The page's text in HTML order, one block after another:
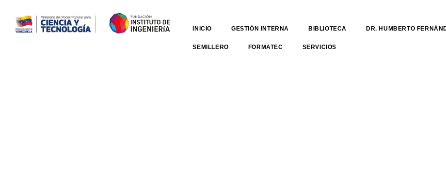
INICIO GESTIÓN INTERNA BIBLIOTECA DR. HUMBERTO
SEMILLERO FORMATEC SERVICIOS